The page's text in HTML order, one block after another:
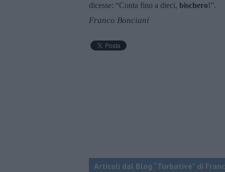
dicesse: “Conta fino a dieci, bischero!”.
Franco Bonciani
Articoli dal Blog “Turbative” di